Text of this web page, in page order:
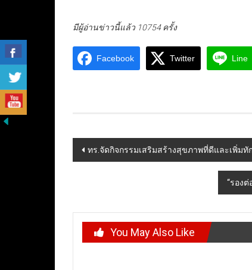
มีผู้อ่านข่าวนี้แล้ว 10754 ครั้ง
Facebook Twitter Line
Post
ทร.จัดกิจกรรมเสริมสร้างสุขภาพที่ดีและเพิ่
“รอง
You May Also Like